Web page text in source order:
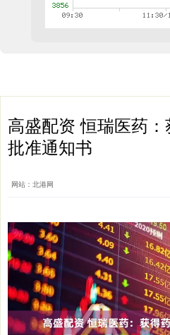
高盛配资 恒瑞医药
批准通知书
网站：北港网